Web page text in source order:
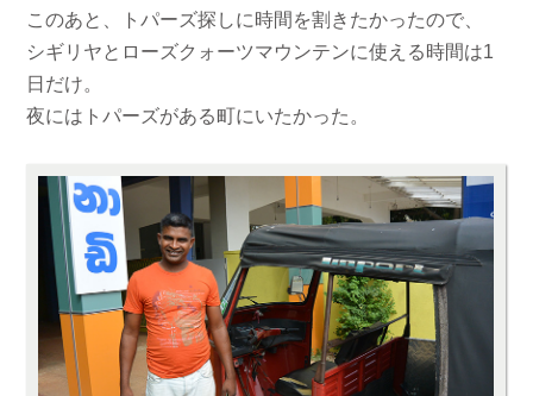
このあと、トパーズ探しに時間を割きたかったので、
シギリヤとローズクォーツマウンテンに使える時間は1
日だけ。
夜にはトパーズがある町にいたかった。